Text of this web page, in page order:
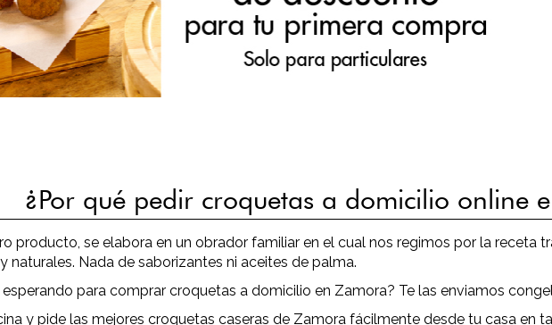
¿Por qué pedir croquetas a domicilio online
producto, se elabora en un obrador familiar en el cual nos regimos por la receta
naturales. Nada de saborizantes ni aceites de palma.
esperando para comprar croquetas a domicilio en Zamora? Te las enviamos
y pide las mejores croquetas caseras de Zamora fácilmente desde tu casa en